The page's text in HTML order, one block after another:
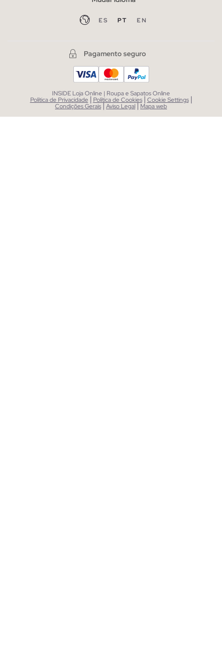
ES PT EN
Pagamento seguro
INSIDE Loja Online | Roupa e Sapatos Online
Política de Privacidade | Política de Cookies | Cookie Settings |
Condições Gerais|Aviso Legal| Mapa web